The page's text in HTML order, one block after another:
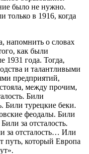
было не нужно.
только в 1916, когда
напомнить о словах
как были
1931 года. Тогда,
и талантливыми
предприятий,
между прочим,
Били
Били турецкие беки.
феодалы. Били
за отсталость.
за отсталость… Или
путь, который Европа